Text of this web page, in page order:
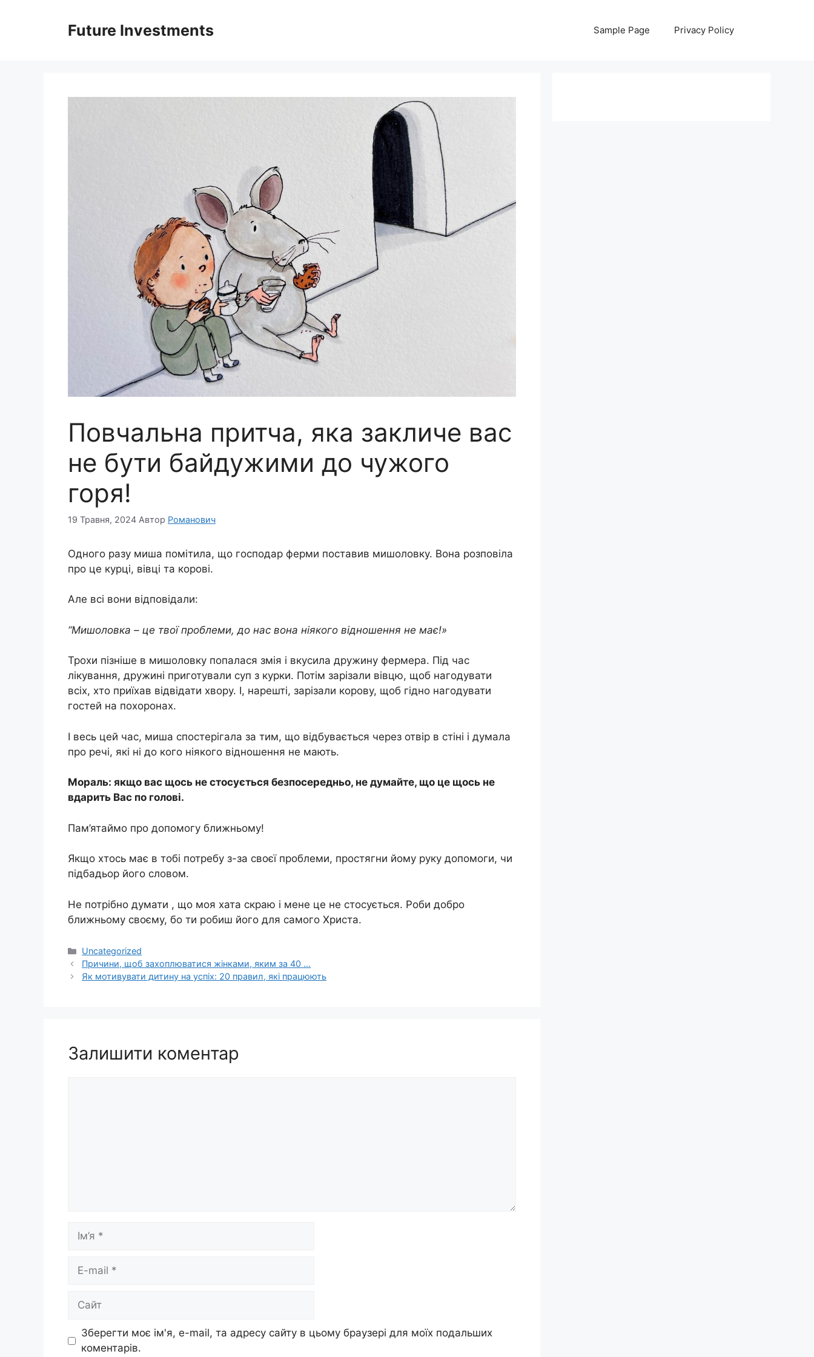
Future Investments Sample Page Privacy Policy
Повчальна притча, яка закличе вас
не бути байдужими до чужого
горя!
19 Травня, 2024 Автор Романович
Одного разу миша помітила, що господар ферми поставив мишоловку. Вона розповіла
про це курці, вівці та корові.
Але всі вони відповідали:
“Мишоловка – це твої проблеми, до нас вона ніякого відношення не має!»
Трохи пізніше в мишоловку попалася змія і вкусила дружину фермера. Під час
лікування, дружині приготували суп з курки. Потім зарізали вівцю, щоб нагодувати
всіх, хто приїхав відвідати хвору. І, нарешті, зарізали корову, щоб гідно нагодувати
гостей на похоронах.
І весь цей час, миша спостерігала за тим, що відбувається через отвір в стіні і думала
про речі, які ні до кого ніякого відношення не мають.
Мораль: якщо вас щось не стосується безпосередньо, не думайте, що це щось не
вдарить Вас по голові.
Пам’ятаймо про допомогу ближньому!
Якщо хтось має в тобі потребу з-за своєї проблеми, простягни йому руку допомоги, чи
підбадьор його словом.
Не потрібно думати , що моя хата скраю і мене це не стосується. Роби добро
ближньому своєму, бо ти робиш його для самого Христа.
Категорії
Uncategorized
Причини, щоб захоплюватися жінками, яким за 40 …
Як мотивувати дитину на успіх: 20 правил, які працюють
Залишити коментар
Ім’я
Сайт
Зберегти моє ім'я, e-mail, та адресу сайту в цьому браузері для моїх подальших
коментарів.